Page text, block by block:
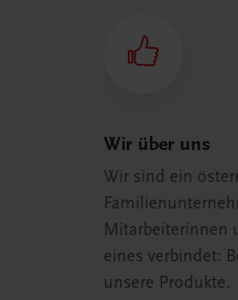
Wir über uns
Wir sind ein
Mitarbeiterinnen
eines verbindet:
unsere Produkte.